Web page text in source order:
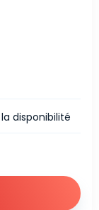
disponibilité